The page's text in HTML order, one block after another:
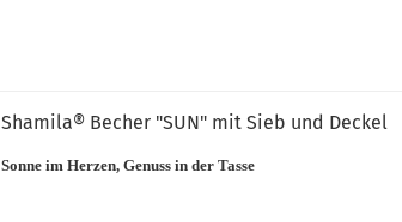
Shamila® Becher "SUN" mit Sieb und Deckel
Sonne im Herzen, Genuss in der Tasse